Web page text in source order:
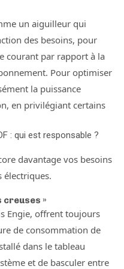
un aiguilleur qui
des besoins, pour
courant par rapport à la
Pour optimiser
la puissance
en privilégiant certains
: qui est responsable ?
davantage vos besoins
électriques.
»
Engie, offrent toujours
de consommation de
dans le tableau
et de basculer entre